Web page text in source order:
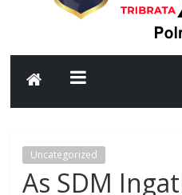
Polsubsektor Gajah Putih Data
Jagung, Dukung Ketahanan
Polres Bener Meriah Ikuti
dan Spirit Pengabdian Personel
Uncategorized
As SDM